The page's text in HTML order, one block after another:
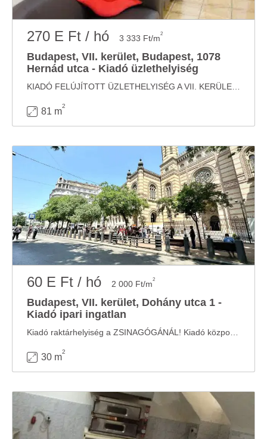
270 E Ft / hó 3 333 Ft/m2
Budapest, VII. kerület, Budapest, 1078
Hernád utca - Kiadó üzlethelyiség
81 m
2
60 E Ft / hó 2 000 Ft/m2
Budapest, VII. kerület, Dohány utca 1 -
Kiadó ipari ingatlan
30 m
2